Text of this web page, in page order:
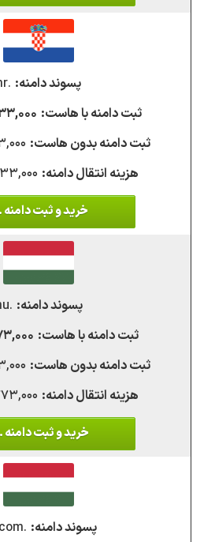
.hr
خرید و ثبت دامنه .hr
.hu
خرید و ثبت دامنه .hu
.hu.com